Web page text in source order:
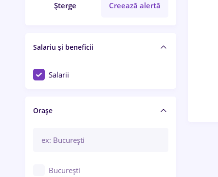
Șterge Creează alertă
Salariu și beneficii
Salarii
Orașe
București